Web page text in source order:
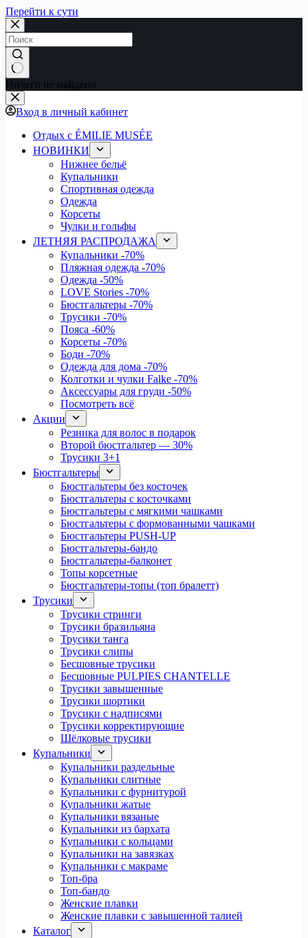
Перейти к сути
Ничего не найдено
Вход в личный кабинет
Отдых с ÉMILIE MUSÉE
НОВИНКИ
Нижнее бельё
Купальники
Спортивная одежда
Одежда
Корсеты
Чулки и гольфы
ЛЕТНЯЯ РАСПРОДАЖА
Купальники -70%
Пляжная одежда -70%
Одежда -50%
LOVE Stories -70%
Бюстгальтеры -70%
Трусики -70%
Пояса -60%
Корсеты -70%
Боди -70%
Одежда для дома -70%
Колготки и чулки Falke -70%
Аксессуары для груди -50%
Посмотреть всё
Акции
Резинка для волос в подарок
Второй бюстгальтер — 30%
Трусики 3+1
Бюстгальтеры
Бюстгальтеры без косточек
Бюстгальтеры с косточками
Бюстгальтеры с мягкими чашками
Бюстгальтеры с формованными чашками
Бюстгальтеры PUSH-UP
Бюстгальтеры-бандо
Бюстгальтеры-балконет
Топы корсетные
Бюстгальтеры-топы (топ бралетт)
Трусики
Трусики стринги
Трусики бразильяна
Трусики танга
Трусики слипы
Бесшовные трусики
Бесшовные PULPIES CHANTELLE
Трусики завышенные
Трусики шортики
Трусики с надписями
Трусики корректирующие
Шёлковые трусики
Купальники
Купальники раздельные
Купальники слитные
Купальники с фурнитурой
Купальники жатые
Купальники вязаные
Купальники из бархата
Купальники с кольцами
Купальники на завязках
Купальники с макраме
Топ-бра
Топ-бандо
Женские плавки
Женские плавки с завышенной талией
Каталог